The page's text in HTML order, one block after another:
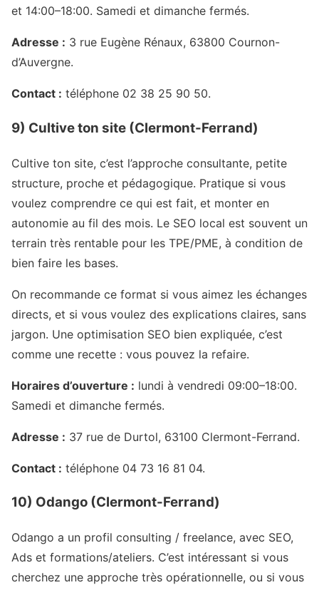
et 14:00–18:00. Samedi et dimanche fermés.
Adresse : 3 rue Eugène Rénaux, 63800 Cournon-
d’Auvergne.
Contact : téléphone 02 38 25 90 50.
9) Cultive ton site (Clermont-Ferrand)
Cultive ton site, c’est l’approche consultante, petite
structure, proche et pédagogique. Pratique si vous
voulez comprendre ce qui est fait, et monter en
autonomie au fil des mois. Le SEO local est souvent un
terrain très rentable pour les TPE/PME, à condition de
bien faire les bases.
On recommande ce format si vous aimez les échanges
directs, et si vous voulez des explications claires, sans
jargon. Une optimisation SEO bien expliquée, c’est
comme une recette : vous pouvez la refaire.
Horaires d’ouverture : lundi à vendredi 09:00–18:00.
Samedi et dimanche fermés.
Adresse : 37 rue de Durtol, 63100 Clermont-Ferrand.
Contact : téléphone 04 73 16 81 04.
10) Odango (Clermont-Ferrand)
Odango a un profil consulting / freelance, avec SEO,
Ads et formations/ateliers. C’est intéressant si vous
cherchez une approche très opérationnelle, ou si vous